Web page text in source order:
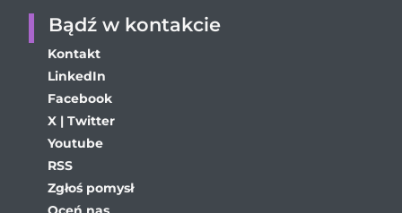
Bądź w kontakcie
Kontakt
LinkedIn
Facebook
X | Twitter
Youtube
RSS
Zgłoś pomysł